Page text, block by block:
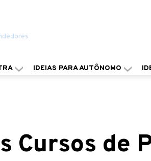
IDEIAS PARA AUTÔNOMO
Cursos de